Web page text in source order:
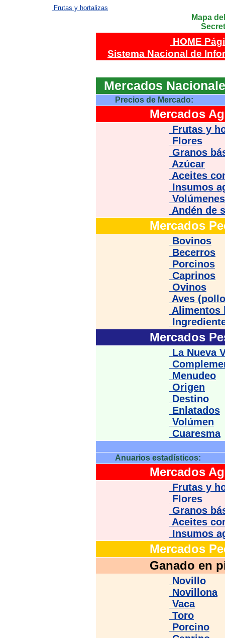
Frutas y hortalizas
Mapa
HOME
Sistema Nacional de
Mercados
Precios de Mercado:
Mercados
Frutas y
Flores
Granos
Azúcar
Aceites
Insumos
Andén de
Mercados
Bovinos
Becerros
Porcinos
Caprinos
Ovinos
Aves
Alimentos
Mercados
La Nueva
Menudeo
Origen
Destino
Enlatados
Volúmen
Cuaresma
Anuarios estadísticos:
Mercados
Frutas y
Flores
Granos
Aceites
Insumos
Mercados
Ganado en
Novillo
Novillona
Vaca
Toro
Porcino